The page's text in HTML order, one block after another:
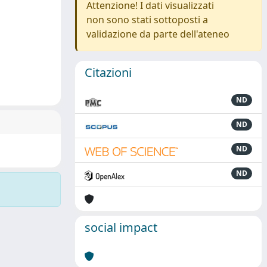
Attenzione! I dati visualizzati
non sono stati sottoposti a
validazione da parte dell'ateneo
Citazioni
ND
ND
ND
ND
social impact